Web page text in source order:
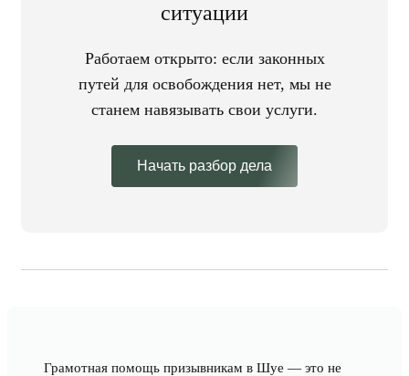
ситуации
Работаем открыто: если законных
путей для освобождения нет, мы не
станем навязывать свои услуги.
Начать разбор дела
Грамотная помощь призывникам в Шуе — это не